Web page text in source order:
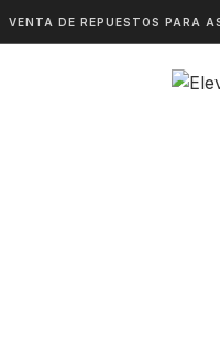
VENTA DE REPUESTOS PARA